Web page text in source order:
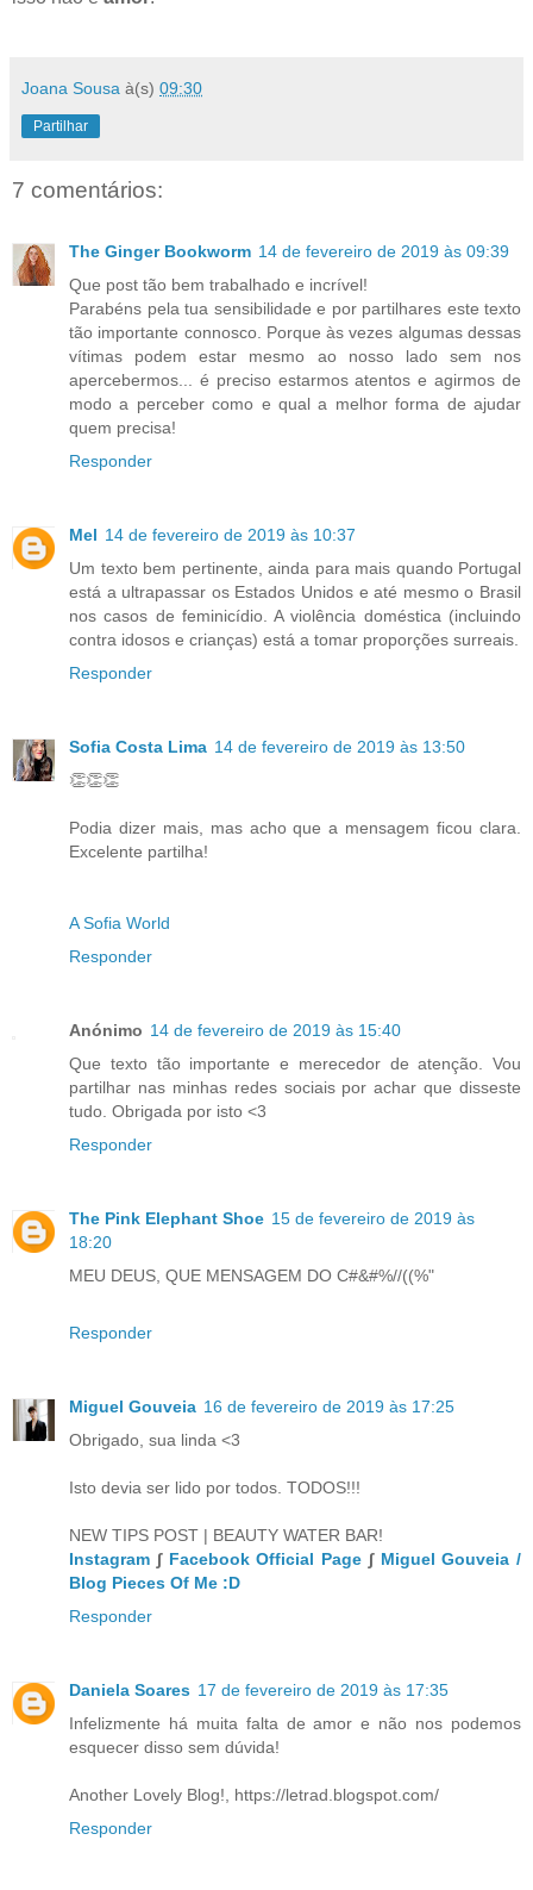
Joana Sousa à(s) 09:30
Partilhar
7 comentários:
The Ginger Bookworm 14 de fevereiro de 2019 às 09:39
Que post tão bem trabalhado e incrível!
Parabéns pela tua sensibilidade e por partilhares este texto
tão importante connosco. Porque às vezes algumas dessas
vítimas podem estar mesmo ao nosso lado sem nos
apercebermos... é preciso estarmos atentos e agirmos de
modo a perceber como e qual a melhor forma de ajudar
quem precisa!
Responder
Mel 14 de fevereiro de 2019 às 10:37
Um texto bem pertinente, ainda para mais quando Portugal
está a ultrapassar os Estados Unidos e até mesmo o Brasil
nos casos de feminicídio. A violência doméstica (incluindo
contra idosos e crianças) está a tomar proporções surreais.
Responder
Sofia Costa Lima 14 de fevereiro de 2019 às 13:50
👏👏👏
Podia dizer mais, mas acho que a mensagem ficou clara.
Excelente partilha!
A Sofia World
Responder
Anónimo 14 de fevereiro de 2019 às 15:40
Que texto tão importante e merecedor de atenção. Vou
partilhar nas minhas redes sociais por achar que disseste
tudo. Obrigada por isto <3
Responder
The Pink Elephant Shoe 15 de fevereiro de 2019 às
18:20
MEU DEUS, QUE MENSAGEM DO C#&#%//((%"
Responder
Miguel Gouveia 16 de fevereiro de 2019 às 17:25
Obrigado, sua linda <3
Isto devia ser lido por todos. TODOS!!!
NEW TIPS POST | BEAUTY WATER BAR!
Instagram ∫ Facebook Official Page ∫ Miguel Gouveia /
Blog Pieces Of Me :D
Responder
Daniela Soares 17 de fevereiro de 2019 às 17:35
Infelizmente há muita falta de amor e não nos podemos
esquecer disso sem dúvida!
Another Lovely Blog!, https://letrad.blogspot.com/
Responder